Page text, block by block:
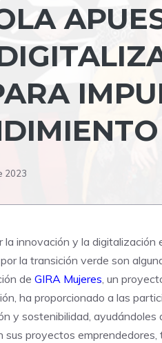
2023
la innovación y la
la transición verde son
de GIRA Mujeres, un
ha proporcionado a las
y sostenibilidad,
sus proyectos